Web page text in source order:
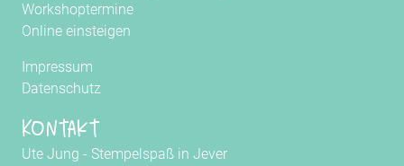
Workshoptermine
Online einsteigen
Impressum
Datenschutz
Kontakt
Ute Jung - Stempelspaß in Jever